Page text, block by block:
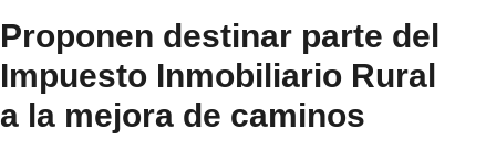
Proponen destinar parte del
Impuesto Inmobiliario Rural
a la mejora de caminos